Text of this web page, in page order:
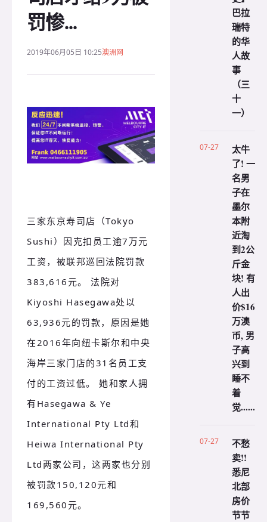
罚惨...
2019年06月05日 10:25澳洲网
三家东京寿司店（Tokyo
Sushi）因克扣员工逾7万元
工资，被联邦巡回法院罚款
383,616元。 法院对
Kiyoshi Hasegawa处以
63,936元的罚款，原因是她
在2016年向纽卡斯尔和中央
海岸三家门店的31名员工支
付的工资过低。 她和家人拥
有Hasegawa & Ye
International Pty Ltd和
Heiwa International Pty
Ltd两家公司，这两家也分别
被罚款150,120元和
169,560元。
巴拉
瑞特
的华
人故
事
（三
十
一）
07-27
太牛
了! 一
名男
子在
墨尔
本附
近淘
到2公
斤金
块! 有
人出
价$16
万澳
币, 男
子高
兴到
睡不
着
觉......
07-27
不愁
卖!!
悉尼
北部
房价
节节